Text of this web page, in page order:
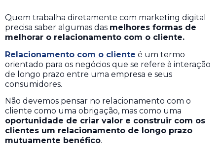
Quem trabalha diretamente com marketing digital
precisa saber algumas das melhores formas de
melhorar o relacionamento com o cliente.
Relacionamento com o cliente é um termo
orientado para os negócios que se refere à interação
de longo prazo entre uma empresa e seus
consumidores.
Não devemos pensar no relacionamento com o
cliente como uma obrigação, mas como uma
oportunidade de criar valor e construir com os
clientes um relacionamento de longo prazo
mutuamente benéfico.